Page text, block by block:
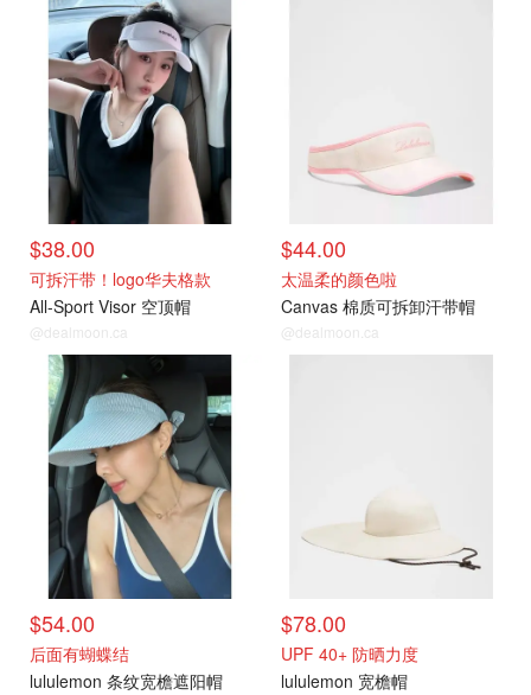
$38.00
可拆汗带！logo华夫格款
All-Sport Visor 空顶帽
@dealmoon.ca
$44.00
太温柔的颜色啦
Canvas 棉质可拆卸汗带帽
@dealmoon.ca
$54.00
后面有蝴蝶结
lululemon 条纹宽檐遮阳帽
$78.00
UPF 40+ 防晒力度
lululemon 宽檐帽